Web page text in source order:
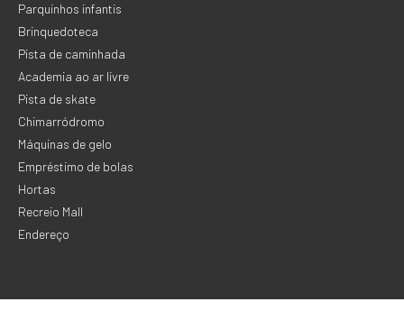
Parquinhos infantis
Brinquedoteca
Pista de caminhada
Academia ao ar livre
Pista de skate
Chimarródromo
Máquinas de gelo
Empréstimo de bolas
Hortas
Recreio Mall
Endereço